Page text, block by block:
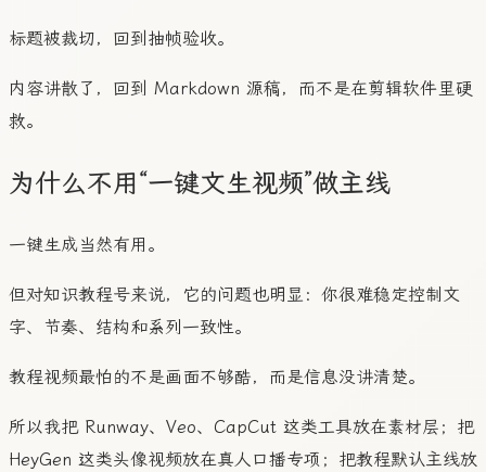
标题被裁切，回到抽帧验收。
内容讲散了，回到 Markdown 源稿，而不是在剪辑软件里硬
救。
为什么不用“一键文生视频”做主线
一键生成当然有用。
但对知识教程号来说，它的问题也明显：你很难稳定控制文
字、节奏、结构和系列一致性。
教程视频最怕的不是画面不够酷，而是信息没讲清楚。
所以我把 Runway、Veo、CapCut 这类工具放在素材层；把
HeyGen 这类头像视频放在真人口播专项；把教程默认主线放